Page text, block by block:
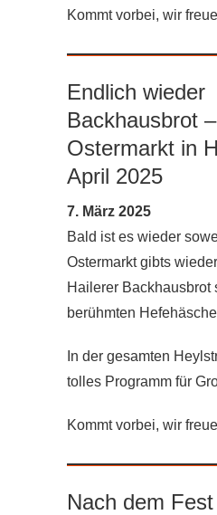
Kommt vorbei, wir
Endlich wieder
Backhausbrot
Ostermarkt in
April 2025
7. März 2025
Bald ist es wieder
Ostermarkt gibts
Hailerer Backhausbrot
berühmten
In der gesamten
tolles Programm für
Kommt vorbei, wir
Nach dem